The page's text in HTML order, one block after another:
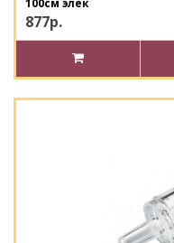
100см элек
877р.